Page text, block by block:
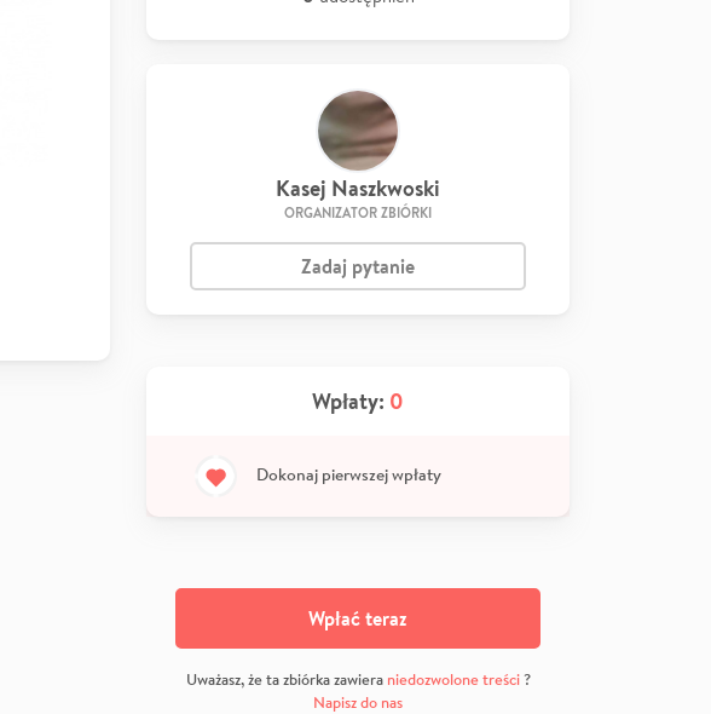
Kasej Naszkwoski
ORGANIZATOR ZBIÓRKI
Zadaj pytanie
Wpłaty: 0
Dokonaj pierwszej wpłaty
Wpłać teraz
Uważasz, że ta zbiórka zawiera niedozwolone treści?
Napisz do nas